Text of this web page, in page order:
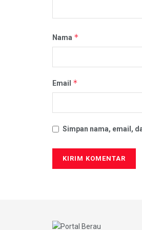
Nama *
Email *
Simpan nama, email,